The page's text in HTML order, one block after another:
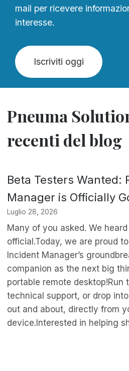
mail per ricevere
interesse.
Iscriviti oggi
Pneuma
recenti del blog
Beta Testers Wanted:
Manager is Officially
Luglio 28, 2026
Many of you asked. We heard
official.Today, we are proud
Incident Manager’s
companion as the next big
portable remote desktop!Run
technical support, or drop
out and about, directly from
device.Interested in helping